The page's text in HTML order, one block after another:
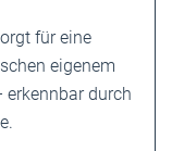
für eine
eigenem
erkennbar durch